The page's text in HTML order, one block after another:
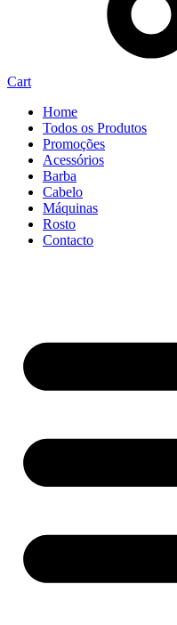
Cart
Home
Todos os Produtos
Promoções
Acessórios
Barba
Cabelo
Máquinas
Rosto
Contacto